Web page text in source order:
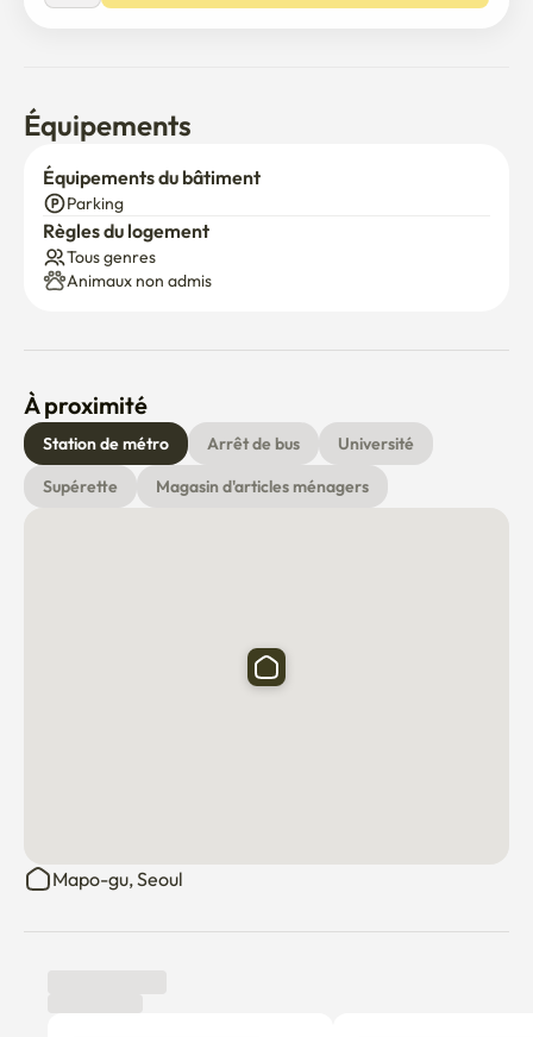
Équipements
Équipements du bâtiment
Parking
Règles du logement
Tous genres
Animaux non admis
À proximité
Station de métro Arrêt de bus
Université
Supérette
Magasin d'articles ménagers
Mapo-gu, Seoul